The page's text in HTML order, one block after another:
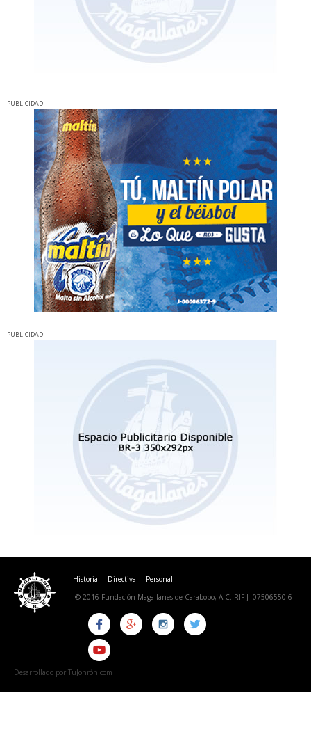
PUBLICIDAD
PUBLICIDAD
Historia Directiva
Personal
© 2016 Fundación Magallanes de Carabobo, A.C. RIF J- 07506550-6
Desarrollado por TuJonrón.com